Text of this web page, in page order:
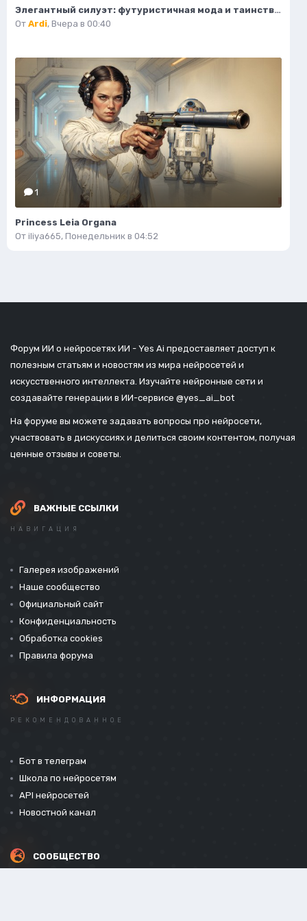
Элегантный силуэт: футуристичная мода и таинственный воитель пустоты. Генерация из нейронной сети Flux Ai
От Ardi, Вчера в 00:40
1
Princess Leia Organa
От iliya665, Понедельник в 04:52
Форум ИИ о нейросетях ИИ - Yes Ai предоставляет доступ к
полезным статьям и новостям из мира нейросетей и
искусственного интеллекта. Изучайте нейронные сети и
создавайте генерации в ИИ-сервисе @yes_ai_bot
На форуме вы можете задавать вопросы про нейросети,
участвовать в дискуссиях и делиться своим контентом, получая
ценные отзывы и советы.
ВАЖНЫЕ ССЫЛКИ
НАВИГАЦИЯ
Галерея изображений
Наше сообщество
Официальный сайт
Конфиденциальность
Обработка cookies
Правила форума
ИНФОРМАЦИЯ
РЕКОМЕНДОВАННОЕ
Бот в телеграм
Школа по нейросетям
API нейросетей
Новостной канал
СООБЩЕСТВО